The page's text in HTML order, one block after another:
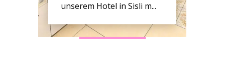
unserem Hotel in Sisli m...